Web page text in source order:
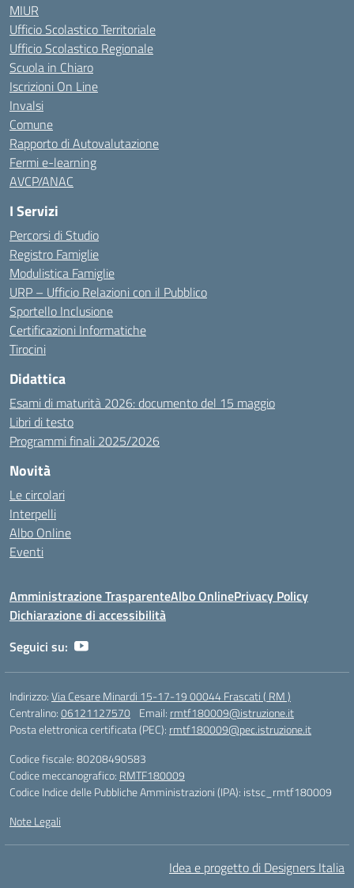
MIUR
Ufficio Scolastico Territoriale
Ufficio Scolastico Regionale
Scuola in Chiaro
Iscrizioni On Line
Invalsi
Comune
Rapporto di Autovalutazione
Fermi e-learning
AVCP/ANAC
I Servizi
Percorsi di Studio
Registro Famiglie
Modulistica Famiglie
URP – Ufficio Relazioni con il Pubblico
Sportello Inclusione
Certificazioni Informatiche
Tirocini
Didattica
Esami di maturità 2026: documento del 15 maggio
Libri di testo
Programmi finali 2025/2026
Novità
Le circolari
Interpelli
Albo Online
Eventi
Amministrazione TrasparenteAlbo OnlinePrivacy Policy
Dichiarazione di accessibilità
Seguici su:
Indirizzo:Via Cesare Minardi 15-17-19 00044 Frascati ( RM )
Centralino:06121127570 Email: rmtf180009@istruzione.it
Posta elettronica certificata (PEC): rmtf180009@pec.istruzione.it
Codice fiscale: 80208490583
Codice meccanografico: RMTF180009
Codice Indice delle Pubbliche Amministrazioni (IPA): istsc_rmtf180009
Note Legali
Idea e progetto di Designers Italia